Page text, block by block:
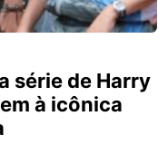
série de Harry
à icônica